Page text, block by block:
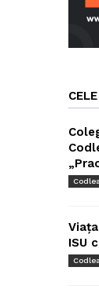
Codlea
ISU
Codlea